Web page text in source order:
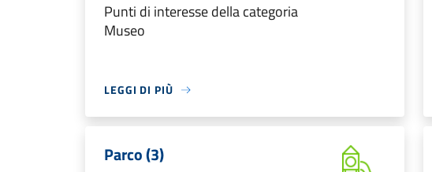
Punti di interesse della categoria
Museo
LEGGI DI PIÙ
Parco (3)